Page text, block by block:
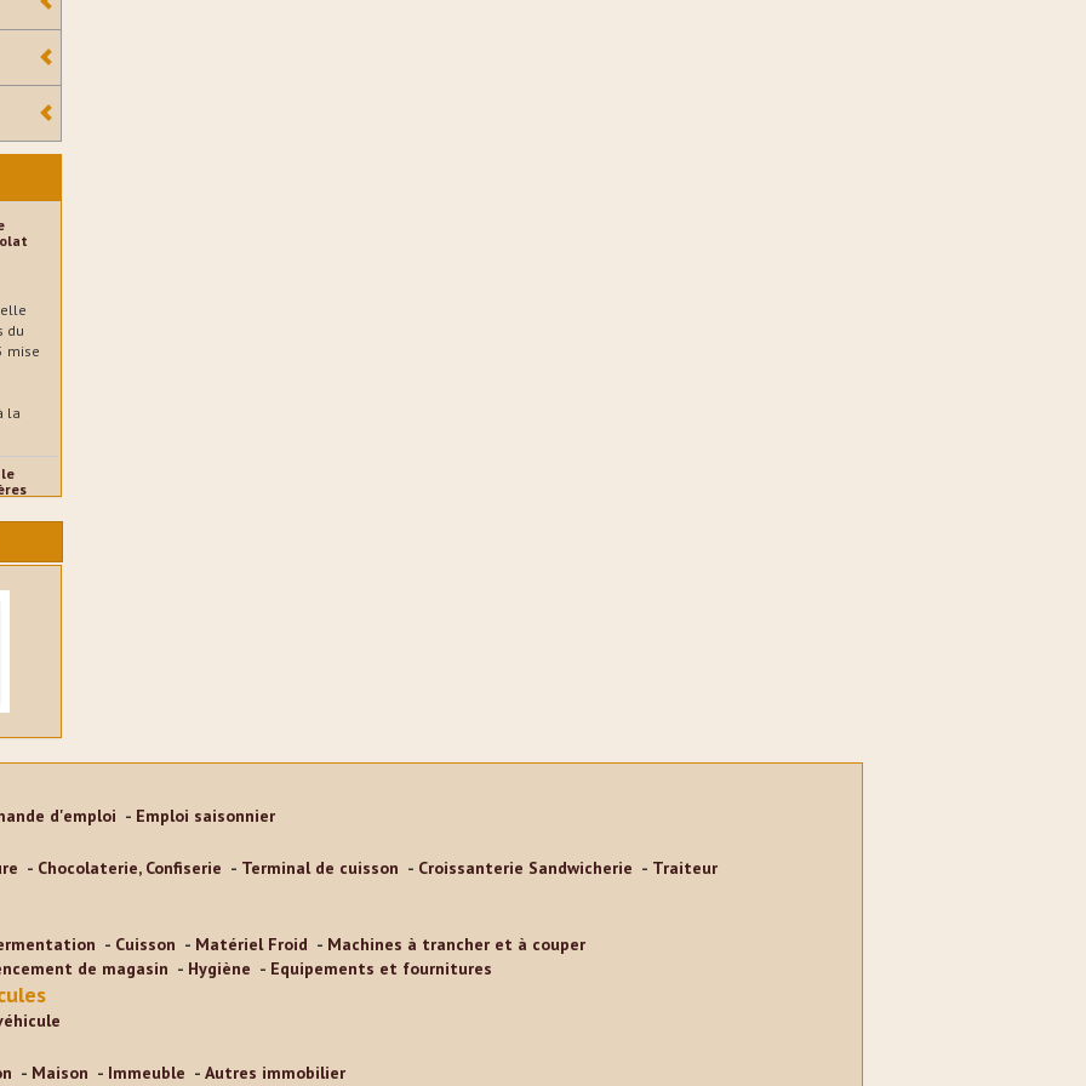
du
mise
la
la
de
dans
d'emploi Emploi saisonnier
Chocolaterie, Confiserie Terminal de cuisson Croissanterie Sandwicherie
Traiteur
Cuisson Matériel Froid
Machines à trancher et à couper
de magasin Hygiène Equipements et fournitures
Maison Immeuble Autres immobilier